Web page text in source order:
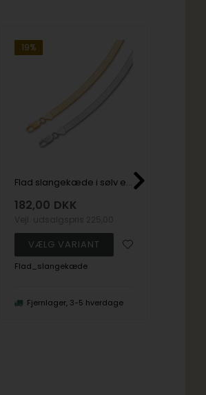
19%
Flad slangekæde i sølv eller forgyldt-Fås i flere bredder og længder
182,00 DKK
Flad_slangekæde
Fjernlager, 3-5 hverdage